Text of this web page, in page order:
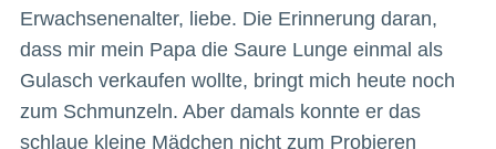
Erwachsenenalter, liebe. Die Erinnerung daran,
dass mir mein Papa die Saure Lunge einmal als
Gulasch verkaufen wollte, bringt mich heute noch
zum Schmunzeln. Aber damals konnte er das
schlaue kleine Mädchen nicht zum Probieren